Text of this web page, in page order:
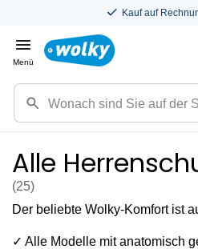
Kauf auf
Menü
Alle
(25)
Der beliebte Wolky-Komfort ist
✓ Alle Modelle mit anatomisch